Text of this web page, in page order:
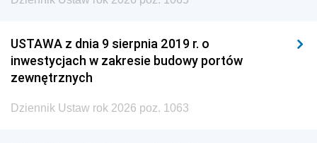
USTAWA z dnia 9 sierpnia 2019 r. o
inwestycjach w zakresie budowy portów
zewnętrznych
Dziennik Ustaw rok 2026 poz. 1063